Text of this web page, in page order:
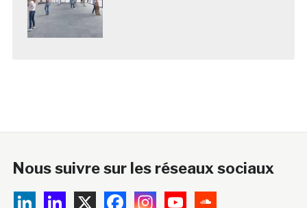
Nous suivre sur les réseaux sociaux